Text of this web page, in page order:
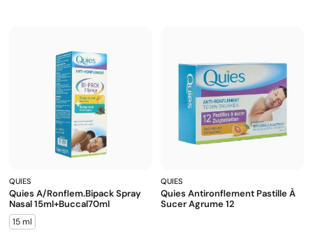
QUIES
Quies A/ronflem.bipack Spray
Nasal 15ml+buccal70ml
15 ml
QUIES
Quies Antironflement Pastille À
Sucer Agrume 12